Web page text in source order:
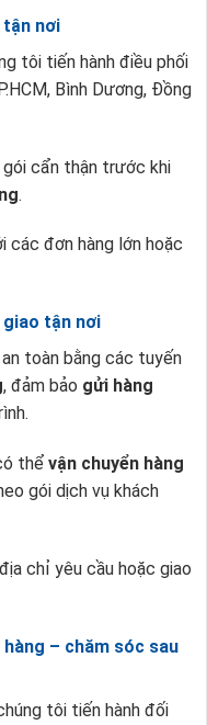
tận nơi
tôi tiến hành điều phối
Bình Dương, Đồng
cẩn thận trước khi
.
các đơn hàng lớn hoặc
giao tận nơi
toàn bằng các tuyến
, đảm bảo gửi hàng
thể vận chuyển hàng
gói dịch vụ khách
chỉ yêu cầu hoặc giao
– chăm sóc sau
tôi tiến hành đối